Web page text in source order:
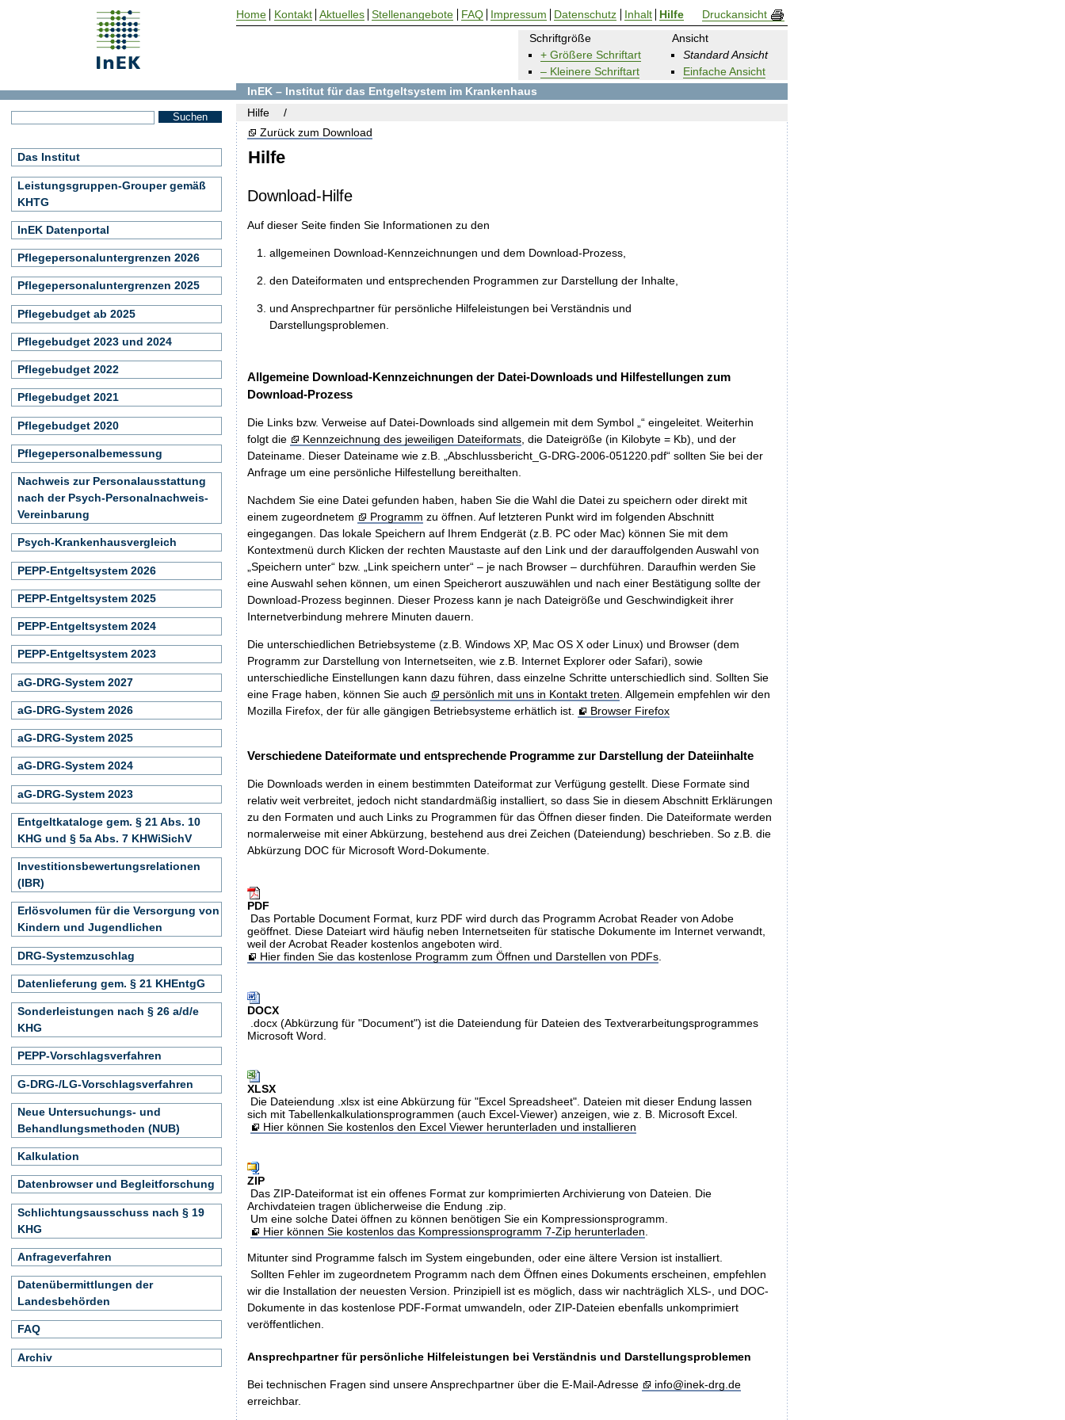
Hilfe
Schriftgröße
+ Größere Schriftart
– Kleinere Schriftart
Ansicht
Standard Ansicht
Einfache Ansicht
Zurück zum Download
Download-Hilfe
Auf dieser Seite finden Sie Informationen zu den
allgemeinen Download-Kennzeichnungen und dem Download-Prozess,
den Dateiformaten und entsprechenden Programmen zur Darstellung der Inhalte,
und Ansprechpartner für persönliche Hilfeleistungen bei Verständnis und
Darstellungsproblemen.
Allgemeine Download-Kennzeichnungen der Datei-Downloads und Hilfestellungen zum
Download-Prozess
Die Links bzw. Verweise auf Datei-Downloads sind allgemein mit dem Symbol „“ eingeleitet. Weiterhin
folgt die
Kennzeichnung des jeweiligen Dateiformats, die Dateigröße (in Kilobyte = Kb), und der
Dateiname. Dieser Dateiname wie z.B. „Abschlussbericht_G-DRG-2006-051220.pdf“ sollten Sie bei der
Anfrage um eine persönliche Hilfestellung bereithalten.
Nachdem Sie eine Datei gefunden haben, haben Sie die Wahl die Datei zu speichern oder direkt mit
einem zugeordnetem
Programm zu öffnen. Auf letzteren Punkt wird im folgenden Abschnitt
eingegangen. Das lokale Speichern auf Ihrem Endgerät (z.B. PC oder Mac) können Sie mit dem
Kontextmenü durch Klicken der rechten Maustaste auf den Link und der darauffolgenden Auswahl von
„Speichern unter“ bzw. „Link speichern unter“ – je nach Browser – durchführen. Daraufhin werden Sie
eine Auswahl sehen können, um einen Speicherort auszuwählen und nach einer Bestätigung sollte der
Download-Prozess beginnen. Dieser Prozess kann je nach Dateigröße und Geschwindigkeit ihrer
Internetverbindung mehrere Minuten dauern.
Die unterschiedlichen Betriebsysteme (z.B. Windows XP, Mac OS X oder Linux) und Browser (dem
Programm zur Darstellung von Internetseiten, wie z.B. Internet Explorer oder Safari), sowie
unterschiedliche Einstellungen kann dazu führen, dass einzelne Schritte unterschiedlich sind. Sollten Sie
eine Frage haben, können Sie auch
persönlich mit uns in Kontakt treten . Allgemein empfehlen wir den
Mozilla Firefox, der für alle gängigen Betriebsysteme erhätlich ist.
Browser Firefox
Verschiedene Dateiformate und entsprechende Programme zur Darstellung der Dateiinhalte
Die Downloads werden in einem bestimmten Dateiformat zur Verfügung gestellt. Diese Formate sind
relativ weit verbreitet, jedoch nicht standardmäßig installiert, so dass Sie in diesem Abschnitt Erklärungen
zu den Formaten und auch Links zu Programmen für das Öffnen dieser finden. Die Dateiformate werden
normalerweise mit einer Abkürzung, bestehend aus drei Zeichen (Dateiendung) beschrieben. So z.B. die
Abkürzung DOC für Microsoft Word-Dokumente.
PDF
Das Portable Document Format, kurz PDF wird durch das Programm Acrobat Reader von Adobe
geöffnet. Diese Dateiart wird häufig neben Internetseiten für statische Dokumente im Internet verwandt,
weil der Acrobat Reader kostenlos angeboten wird.
Hier finden Sie das kostenlose Programm zum Öffnen und Darstellen von PDFs.
DOCX
.docx (Abkürzung für "Document") ist die Dateiendung für Dateien des Textverarbeitungsprogrammes
Microsoft Word.
XLSX
Die Dateiendung .xlsx ist eine Abkürzung für "Excel Spreadsheet". Dateien mit dieser Endung lassen
sich mit Tabellenkalkulationsprogrammen (auch Excel-Viewer) anzeigen, wie z. B. Microsoft Excel.
Hier können Sie kostenlos den Excel Viewer herunterladen und installieren
ZIP
Das ZIP-Dateiformat ist ein offenes Format zur komprimierten Archivierung von Dateien. Die
Archivdateien tragen üblicherweise die Endung .zip.
Um eine solche Datei öffnen zu können benötigen Sie ein Kompressionsprogramm.
Hier können Sie kostenlos das Kompressionsprogramm 7-Zip herunterladen
Mitunter sind Programme falsch im System eingebunden, oder eine ältere Version ist installiert.
Sollten Fehler im zugeordnetem Programm nach dem Öffnen eines Dokuments erscheinen, empfehlen
wir die Installation der neuesten Version. Prinzipiell ist es möglich, dass wir nachträglich XLS-, und DOC-
Dokumente in das kostenlose PDF-Format umwandeln, oder ZIP-Dateien ebenfalls unkomprimiert
veröffentlichen.
Ansprechpartner für persönliche Hilfeleistungen bei Verständnis und Darstellungsproblemen
Bei technischen Fragen sind unsere Ansprechpartner über die E-Mail-Adresse
info@inek-drg.de
erreichbar.
InEK – Institut für das Entgeltsystem im Krankenhaus
Hilfe
Das Institut
Leistungsgruppen-Grouper gemäß
KHTG
InEK Datenportal
Pflegepersonaluntergrenzen 2026
Pflegepersonaluntergrenzen 2025
Pflegebudget ab 2025
Pflegebudget 2023 und 2024
Pflegebudget 2022
Pflegebudget 2021
Pflegebudget 2020
Pflegepersonalbemessung
Nachweis zur Personalausstattung
nach der Psych-Personalnachweis-
Vereinbarung
Psych-Krankenhausvergleich
PEPP-Entgeltsystem 2026
PEPP-Entgeltsystem 2025
PEPP-Entgeltsystem 2024
PEPP-Entgeltsystem 2023
aG-DRG-System 2027
aG-DRG-System 2026
aG-DRG-System 2025
aG-DRG-System 2024
aG-DRG-System 2023
Entgeltkataloge gem. § 21 Abs. 10
KHG und § 5a Abs. 7 KHWiSichV
Investitionsbewertungsrelationen
(IBR)
Erlösvolumen für die Versorgung von
Kindern und Jugendlichen
DRG-Systemzuschlag
Datenlieferung gem. § 21 KHEntgG
Sonderleistungen nach § 26 a/d/e
KHG
PEPP-Vorschlagsverfahren
G-DRG-/LG-Vorschlagsverfahren
Neue Untersuchungs- und
Behandlungsmethoden (NUB)
Kalkulation
Datenbrowser und Begleitforschung
Schlichtungsausschuss nach § 19
KHG
Anfrageverfahren
Datenübermittlungen der
Landesbehörden
FAQ
Archiv
Home Kontakt Aktuelles Stellenangebote FAQ Impressum Datenschutz Inhalt Hilfe Druckansicht